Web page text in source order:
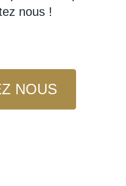
nous !
NOUS